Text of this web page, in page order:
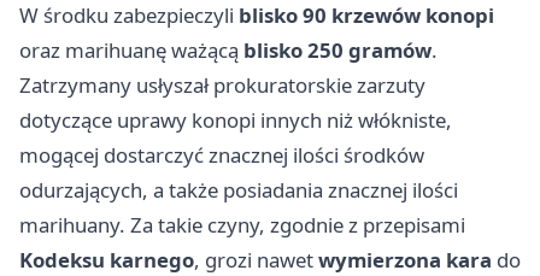
W środku zabezpieczyli blisko 90 krzewów konopi
oraz marihuanę ważącą blisko 250 gramów.
Zatrzymany usłyszał prokuratorskie zarzuty
dotyczące uprawy konopi innych niż włókniste,
mogącej dostarczyć znacznej ilości środków
odurzających, a także posiadania znacznej ilości
marihuany. Za takie czyny, zgodnie z przepisami
Kodeksu karnego, grozi nawetwymierzona kara do